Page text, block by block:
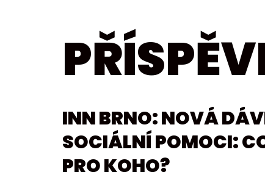
INN BRNO: NOVÁ
SOCIÁLNÍ POMOCI:
PRO KOHO?